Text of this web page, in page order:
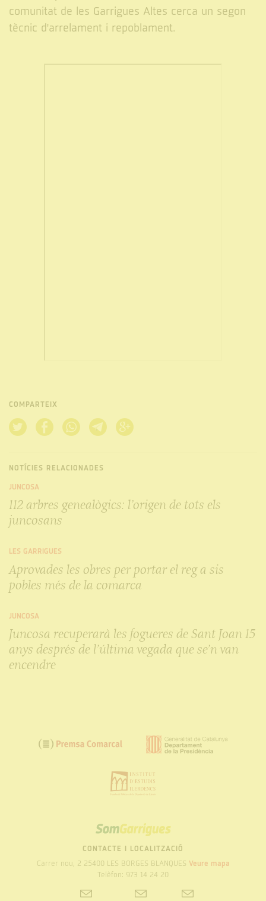
comunitat de les Garrigues Altes cerca un segon
tècnic d'arrelament i repoblament.
COMPARTEIX
NOTÍCIES RELACIONADES
JUNCOSA
112 arbres genealògics: l’origen de tots els
juncosans
LES GARRIGUES
Aprovades les obres per portar el reg a sis
pobles més de la comarca
JUNCOSA
Juncosa recuperarà les fogueres de Sant Joan 15
anys després de l’última vegada que se’n van
encendre
SOM
GARRIGUES
CONTACTE I LOCALITZACIÓ
Carrer nou, 2 25400 LES BORGES BLANQUES Veure mapa
Telèfon: 973 14 24 20